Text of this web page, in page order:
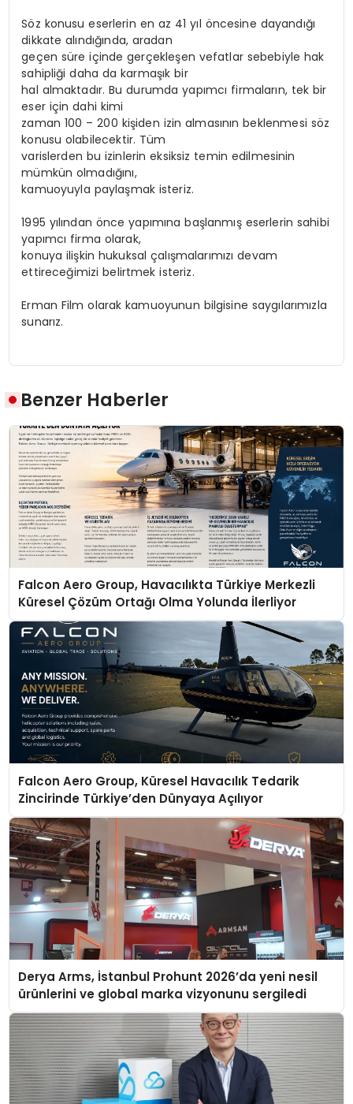
Söz konusu eserlerin en az 41 yıl öncesine dayandığı
dikkate alındığında, aradan
geçen süre içinde gerçekleşen vefatlar sebebiyle hak
sahipliği daha da karmaşık bir
hal almaktadır. Bu durumda yapımcı firmaların, tek bir
eser için dahi kimi
zaman 100 – 200 kişiden izin almasının beklenmesi söz
konusu olabilecektir. Tüm
varislerden bu izinlerin eksiksiz temin edilmesinin
mümkün olmadığını,
kamuoyuyla paylaşmak isteriz.
1995 yılından önce yapımına başlanmış eserlerin sahibi
yapımcı firma olarak,
konuya ilişkin hukuksal çalışmalarımızı devam
ettireceğimizi belirtmek isteriz.
Erman Film olarak kamuoyunun bilgisine saygılarımızla
sunarız.
Benzer Haberler
Falcon Aero Group, Havacılıkta Türkiye Merkezli
Küresel Çözüm Ortağı Olma Yolunda İlerliyor
Falcon Aero Group, Küresel Havacılık Tedarik
Zincirinde Türkiye’den Dünyaya Açılıyor
Derya Arms, İstanbul Prohunt 2026’da yeni nesil
ürünlerini ve global marka vizyonunu sergiledi